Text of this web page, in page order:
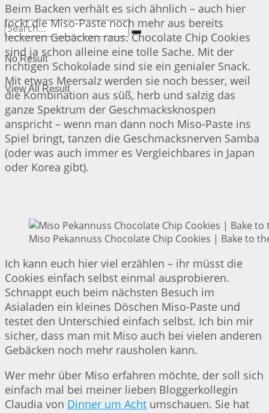
No Result
View All Result
Beim Backen verhält es sich ähnlich – auch hier
lockt die Miso-Paste noch mehr aus bereits
leckeren Gebäcken raus. Chocolate Chip Cookies
sind ja schon alleine eine tolle Sache. Mit der
richtigen Schokolade sind sie ein genialer Snack.
Mit etwas Meersalz werden sie noch besser, weil
die Kombination aus süß, herb und salzig das
ganze Spektrum der Geschmacksknospen
anspricht – wenn man dann noch Miso-Paste ins
Spiel bringt, tanzen die Geschmacksnerven Samba
(oder was auch immer es Vergleichbares in Japan
oder Korea gibt).
Miso Pekannuss Chocolate Chip Cookies | Bake to
Ich kann euch hier viel erzählen – ihr müsst die
Cookies einfach selbst einmal ausprobieren.
Schnappt euch beim nächsten Besuch im
Asialaden ein kleines Döschen Miso-Paste und
testet den Unterschied einfach selbst. Ich bin mir
sicher, dass man mit Miso auch bei vielen anderen
Gebäcken noch mehr rausholen kann.
Wer mehr über Miso erfahren möchte, der soll sich
einfach mal bei meiner lieben Bloggerkollegin
Claudia von Dinner um Acht umschauen. Sie hat